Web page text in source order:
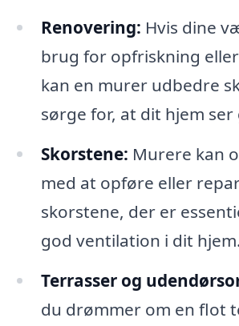
Renovering: Hvis dine
brug for opfriskning
kan en murer udbedre
sørge for, at dit hjem
Skorstene: Murere kan
med at opføre eller
skorstene, der er
god ventilation i dit hjem.
Terrasser og
du drømmer om en flot